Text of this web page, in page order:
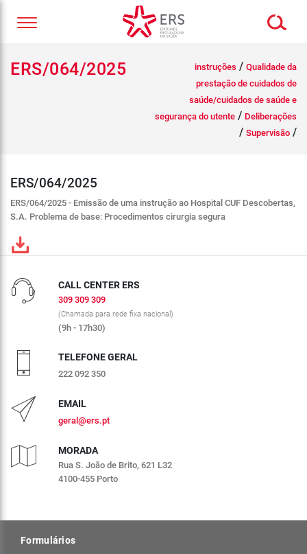
ERS/064/2025 instruções / Qualidade da
prestação de cuidados de
saúde/cuidados de saúde e
segurança do utente / Deliberações
/ Supervisão /
ERS/064/2025
ERS/064/2025 - Emissão de uma instrução ao Hospital CUF Descobertas,
S.A. Problema de base: Procedimentos cirurgia segura
CALL CENTER ERS
309 309 309
(Chamada para rede fixa nacional)
(9h - 17h30)
TELEFONE GERAL
222 092 350
EMAIL
geral@ers.pt
MORADA
Rua S. João de Brito, 621 L32
4100-455 Porto
Formulários